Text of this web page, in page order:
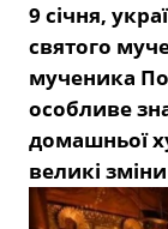
9 січня,
святого
мученика
особливе
домашньої
великі